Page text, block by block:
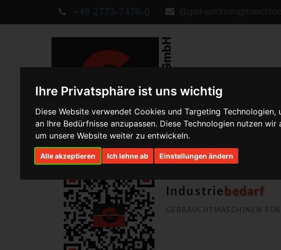
Ihre Privatsphäre ist uns wichtig
Diese Website verwendet Cookies und Targeting
an Ihre Bedürfnisse anzupassen. Diese Technologien nutzen
um unsere Website weiter zu entwickeln.
Alle akzeptieren Ich lehne ab Einstellungen ändern
+49 2773-7476-0
Industrie bedarf
GEBRAUCHTMASCHINEN